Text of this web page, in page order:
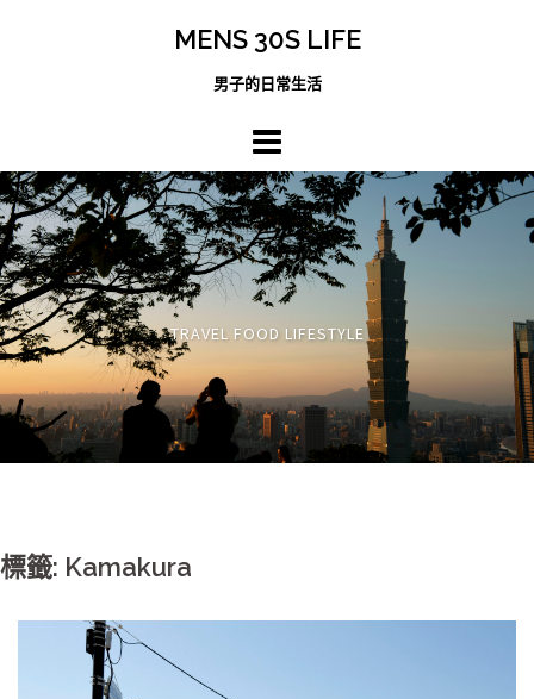
MENS 30S LIFE
男子的日常生活
TRAVEL FOOD LIFESTYLE
標籤: Kamakura